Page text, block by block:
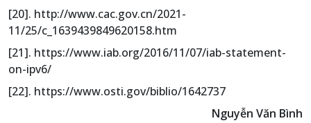
[20]. http://www.cac.gov.cn/2021-
11/25/c_1639439849620158.htm
[21]. https://www.iab.org/2016/11/07/iab-statement-
on-ipv6/
[22]. https://www.osti.gov/biblio/1642737
Nguyễn Văn Bình